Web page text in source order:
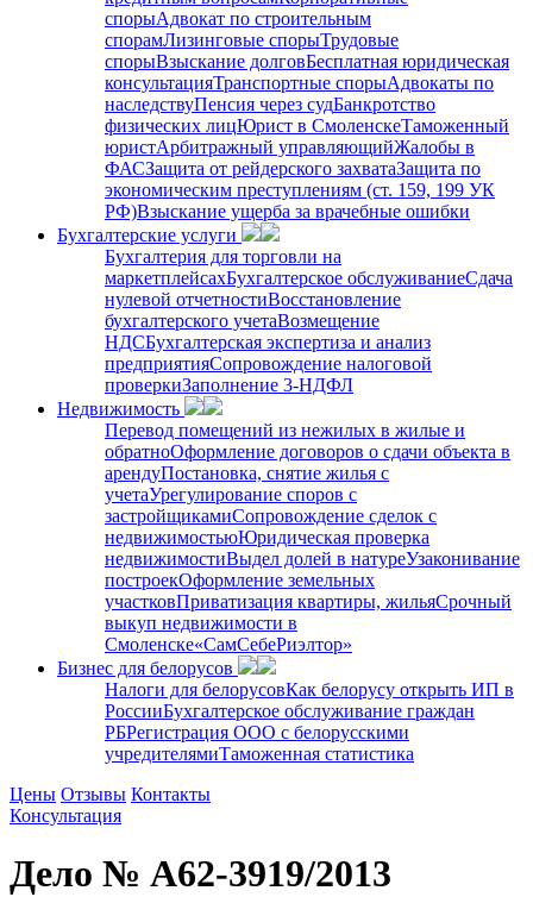
спорыАдвокат по строительным
спорамЛизинговые спорыТрудовые
спорыВзыскание долговБесплатная юридическая
консультацияТранспортные спорыАдвокаты по
наследствуПенсия через судБанкротство
физических лицЮрист в СмоленскеТаможенный
юристАрбитражный управляющийЖалобы в
ФАСЗащита от рейдерского захватаЗащита по
экономическим преступлениям (ст. 159, 199 УК
РФ)Взыскание ущерба за врачебные ошибки
Бухгалтерские услуги
Бухгалтерия для торговли на
маркетплейсахБухгалтерское обслуживаниеСдача
нулевой отчетностиВосстановление
бухгалтерского учетаВозмещение
НДСБухгалтерская экспертиза и анализ
предприятияСопровождение налоговой
проверкиЗаполнение 3-НДФЛ
Недвижимость
Перевод помещений из нежилых в жилые и
обратноОформление договоров о сдачи объекта в
арендуПостановка, снятие жилья с
учетаУрегулирование споров с
застройщикамиСопровождение сделок с
недвижимостьюЮридическая проверка
недвижимостиВыдел долей в натуреУзаконивание
построекОформление земельных
участковПриватизация квартиры, жильяСрочный
выкуп недвижимости в
Cмоленске«СамСебеРиэлтор»
Бизнес для белорусов
Налоги для белорусовКак белорусу открыть ИП в
РоссииБухгалтерское обслуживание граждан
РБРегистрация ООО с белорусскими
учредителямиТаможенная статистика
Цены Отзывы Контакты
Консультация
Дело № А62-3919/2013